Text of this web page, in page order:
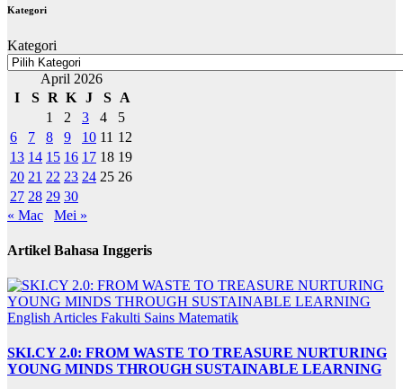
Kategori
Kategori
April 2026
I
S R K J S
A
1
2 3 4
5
6
7 8 9 10 11 12
13 14 15 16 17 18 19
20 21 22 23 24 25 26
27 28 29 30
« Mac
Mei »
Artikel Bahasa Inggeris
English Articles Fakulti Sains Matematik
SKI.CY 2.0: FROM WASTE TO TREASURE NURTURING
YOUNG MINDS THROUGH SUSTAINABLE LEARNING